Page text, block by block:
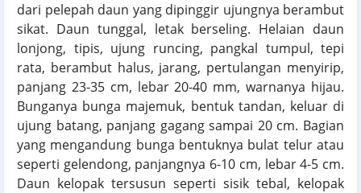
dari pelepah daun yang dipinggir ujungnya berambut
sikat. Daun tunggal, letak berseling. Helaian daun
lonjong, tipis, ujung runcing, pangkal tumpul, tepi
rata, berambut halus, jarang, pertulangan menyirip,
panjang 23-35 cm, lebar 20-40 mm, warnanya hijau.
Bunganya bunga majemuk, bentuk tandan, keluar di
ujung batang, panjang gagang sampai 20 cm. Bagian
yang mengandung bunga bentuknya bulat telur atau
seperti gelendong, panjangnya 6-10 cm, lebar 4-5 cm.
Daun kelopak tersusun seperti sisik tebal, kelopak